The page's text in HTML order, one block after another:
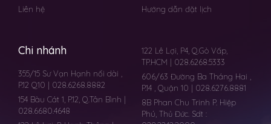
Liên hệ
Hướng dẫn đặt lịch
Chi nhánh
355/15 Sư Vạn Hạnh nối dài ,
P.12 Q10 | 028.6268.8882
154 Bàu Cát 1, P.12, Q.Tân Bình |
028.6680.4648
122 Lê Lợi, P4, Q.Gò Vấp,
TP.HCM | 028.6268.5333
606/63 Đường Ba Tháng Hai ,
P.14 , Quận 10 | 028.6276.8881
8B Phan Chu Trinh P. Hiệp
Phú, Thủ Đức. Sdt :